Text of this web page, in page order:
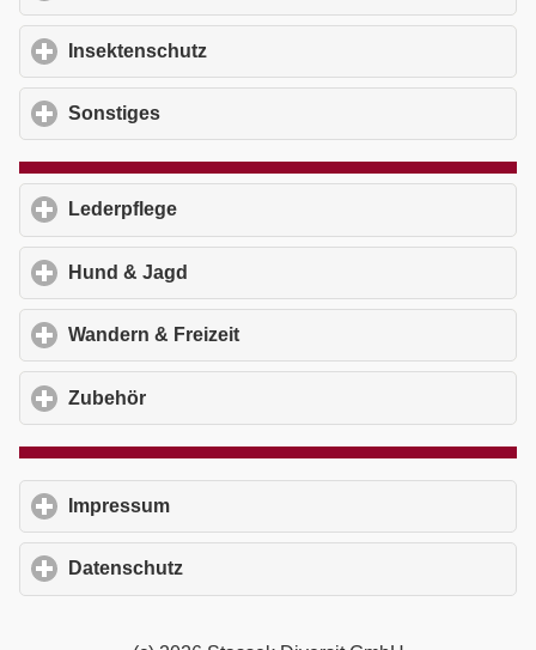
Insektenschutz
Sonstiges
Lederpflege
Hund & Jagd
Wandern & Freizeit
Zubehör
Impressum
Datenschutz